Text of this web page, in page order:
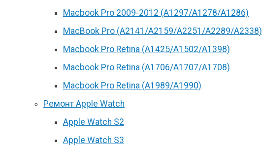
Macbook Pro 2009-2012 (A1297/A1278/A1286)
MacBook Pro (А2141/А2159/А2251/A2289/A2338)
Macbook Pro Retina (А1425/A1502/A1398)
Macbook Pro Retina (А1706/A1707/A1708)
Macbook Pro Retina (А1989/A1990)
Ремонт Apple Watch
Apple Watch S2
Apple Watch S3